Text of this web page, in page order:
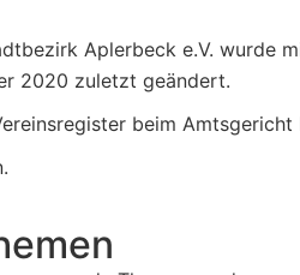
Aplerbeck e.V. wurde
2020 zuletzt geändert.
beim